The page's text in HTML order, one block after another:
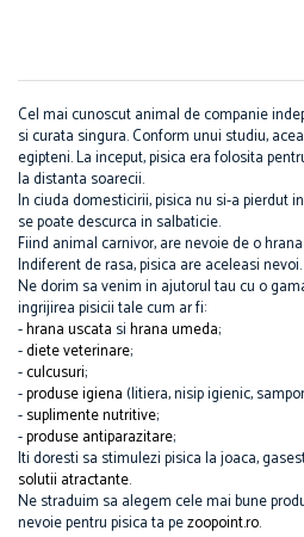
Cel mai cunoscut animal de companie
si curata singura. Conform unui studiu,
egipteni. La inceput, pisica era folosita
la distanta soarecii.
In ciuda domesticirii, pisica nu si-a pierdut
se poate descurca in salbaticie.
Fiind animal carnivor, are nevoie de o
Indiferent de rasa, pisica are aceleasi nevoi.
Ne dorim sa venim in ajutorul tau cu o
ingrijirea pisicii tale cum ar fi:
-hrana uscata sihrana umeda;
-diete veterinare;
-culcusuri;
-produse igiena (litiera, nisip igienic,
-suplimente nutritive;
-produse antiparazitare;
Iti doresti sa stimulezi pisica la joaca,
solutii atractante.
Ne straduim sa alegem cele mai bune
nevoie pentru pisica ta pezoopoint.ro.